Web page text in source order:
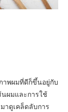
าพผมที่ดีก็ขึ้นอยู่กับ
นผมและการใช้
าดูเคล็ดลับการ